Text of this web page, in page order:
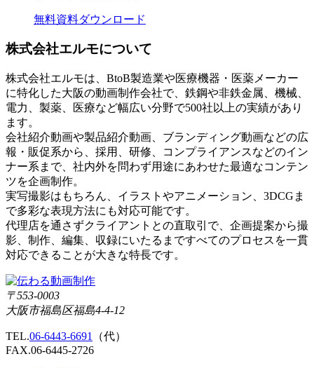
無料資料ダウンロード
株式会社エルモについて
株式会社エルモは、BtoB製造業や医療機器・医薬メーカー
に特化した大阪の動画制作会社で、鉄鋼や非鉄金属、機械、
電力、製薬、医療など幅広い分野で500社以上の実績があり
ます。
会社紹介動画や製品紹介動画、ブランディング動画などの広
報・販促系から、採用、研修、コンプライアンスなどのイン
ナー系まで、社内外を問わず用途にあわせた最適なコンテン
ツを企画制作。
実写撮影はもちろん、イラストやアニメーション、3DCGま
で多彩な表現方法にも対応可能です。
代理店を通さずクライアントとの直取引で、企画提案から撮
影、制作、編集、収録にいたるまですべてのプロセスを一貫
対応できることが大きな特長です。
〒553-0003
大阪市福島区福島4-4-12
TEL.06-6443-6691
（代）
FAX.06-6445-2726